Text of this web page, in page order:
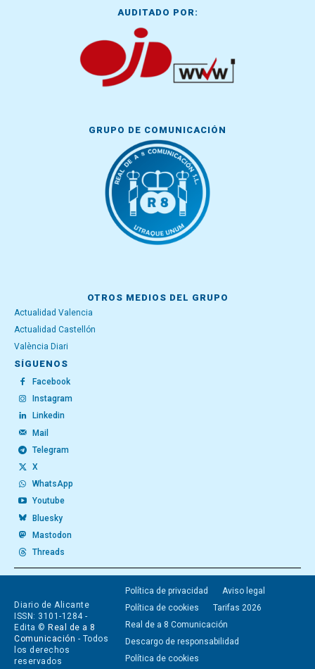
AUDITADO POR:
GRUPO DE COMUNICACIÓN
OTROS MEDIOS DEL GRUPO
Actualidad Valencia
Actualidad Castellón
València Diari
SÍGUENOS
Facebook
Instagram
Linkedin
Mail
Telegram
X
WhatsApp
Youtube
Bluesky
Mastodon
Threads
Diario de Alicante
ISSN: 3101-1284 -
Edita © Real de a 8
Comunicación - Todos
los derechos
reservados
Política de privacidad
Aviso legal
Política de cookies
Tarifas 2026
Real de a 8 Comunicación
Descargo de responsabilidad
Política de cookies